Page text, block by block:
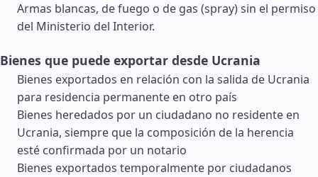
Armas blancas, de fuego o de gas (spray) sin el permiso
del Ministerio del Interior.
Bienes que puede exportar desde Ucrania
Bienes exportados en relación con la salida de Ucrania
para residencia permanente en otro país
Bienes heredados por un ciudadano no residente en
Ucrania, siempre que la composición de la herencia
esté confirmada por un notario
Bienes exportados temporalmente por ciudadanos